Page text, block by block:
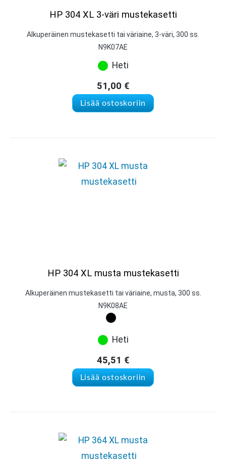
HP 304 XL 3-väri mustekasetti
Alkuperäinen mustekasetti tai väriaine, 3-väri, 300 ss.
N9K07AE
Heti
51,00 €
Lisää ostoskoriin
HP 304 XL musta mustekasetti
Alkuperäinen mustekasetti tai väriaine, musta, 300 ss.
N9K08AE
Heti
45,51 €
Lisää ostoskoriin